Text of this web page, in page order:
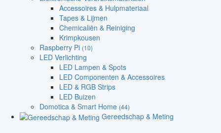
Accessoires & Hulpmateriaal
Tapes & Lijmen
Chemicaliën & Reiniging
Krimpkousen
Raspberry Pi (10)
LED Verlichting
LED Lampen & Spots
LED Componenten & Accessoires
LED & RGB Strips
LED Buizen
Domotica & Smart Home (44)
Gereedschap & Meting